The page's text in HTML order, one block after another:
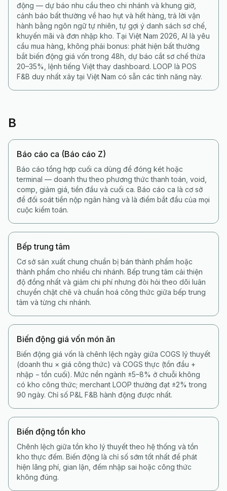
động — dự báo nhu cầu theo chi nhánh và khung giờ,
cảnh báo bất thường về hao hụt và hết hàng, trả lời vận
hành bằng ngôn ngữ tự nhiên, tự gợi ý danh sách sơ chế,
khuyến mãi và đơn nhập kho. Tại Việt Nam 2026, AI là yêu
cầu mua hàng, không phải bonus: phát hiện bất thường
bắt biến động giá vốn trong 48h, dự báo cắt sơ chế thừa
20–35%, lệnh tiếng Việt thay dashboard. LOOP là POS
F&B duy nhất xây tại Việt Nam có sẵn các tính năng này.
B
Báo cáo ca (Báo cáo Z)
Báo cáo tổng hợp cuối ca dùng để đóng két hoặc
terminal — doanh thu theo phương thức thanh toán, void,
comp, giảm giá, tiền đầu và cuối ca. Báo cáo ca là cơ sở
để đối soát tiền nộp ngân hàng và là điểm bắt đầu của mọi
cuộc kiểm toán.
Bếp trung tâm
Cơ sở sản xuất chung chuẩn bị bán thành phẩm hoặc
thành phẩm cho nhiều chi nhánh. Bếp trung tâm cải thiện
độ đồng nhất và giảm chi phí nhưng đòi hỏi theo dõi luân
chuyển chặt chẽ và chuẩn hoá công thức giữa bếp trung
tâm và từng chi nhánh.
Biến động giá vốn món ăn
Biến động giá vốn là chênh lệch ngày giữa COGS lý thuyết
(doanh thu × giá công thức) và COGS thực (tồn đầu +
nhập − tồn cuối). Mức nền ngành ±5–8% ở chuỗi không
có kho công thức; merchant LOOP thường đạt ±2% trong
90 ngày. Chỉ số P&L F&B hành động được nhất.
Biến động tồn kho
Chênh lệch giữa tồn kho lý thuyết theo hệ thống và tồn
kho thực đếm. Biến động là chỉ số sớm tốt nhất để phát
hiện lãng phí, gian lận, đếm nhập sai hoặc công thức
không đúng.